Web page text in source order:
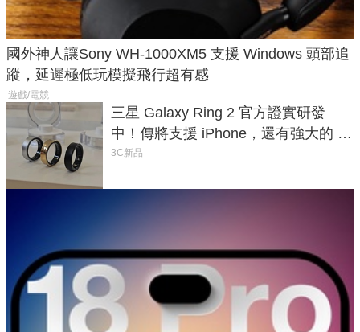
國外神人讓Sony WH-1000XM5 支援 Windows 頭部追
蹤，延遲極低玩模擬飛行超有感
遊戲/電競
三星 Galaxy Ring 2 官方證實研發
中！傳將支援 iPhone，還有強大的 AI
與智慧家電連動功能
3C新品